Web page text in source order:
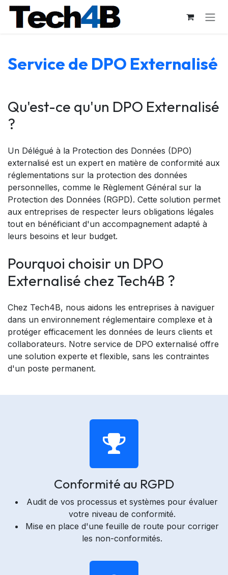
Se rendre au contenu
Service de DPO Externalisé
Qu'est-ce qu'un DPO Externalisé
?
Un Délégué à la Protection des Données (DPO)
externalisé est un expert en matière de conformité aux
réglementations sur la protection des données
personnelles, comme le Règlement Général sur la
Protection des Données (RGPD). Cette solution permet
aux entreprises de respecter leurs obligations légales
tout en bénéficiant d'un accompagnement adapté à
leurs besoins et leur budget.
Pourquoi choisir un DPO
Externalisé chez Tech4B ?
Chez Tech4B, nous aidons les entreprises à naviguer
dans un environnement réglementaire complexe et à
protéger efficacement les données de leurs clients et
collaborateurs. Notre service de DPO externalisé offre
une solution experte et flexible, sans les contraintes
d'un poste permanent.
Conformité au RGPD
Audit de vos processus et systèmes pour évaluer
votre niveau de conformité.
Mise en place d'une feuille de route pour corriger
les non-conformités.